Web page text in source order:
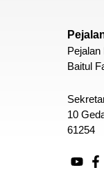
Pejalan
Baitul
10
61254